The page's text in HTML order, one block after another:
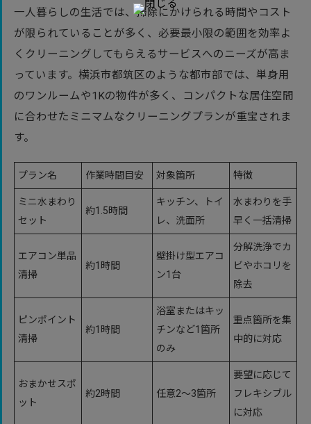
一人暮らしの生活では、掃除にかけられる時間やコスト
が限られていることが多く、必要最小限の範囲を効率よ
くクリーニングしてもらえるサービスへのニーズが高ま
っています。横浜市都筑区のような都市部では、単身用
のワンルームや1Kの物件が多く、コンパクトな居住空間
に合わせたミニマムなクリーニングプランが重宝されま
す。
プラン名 作業時間目安 対象箇所 特徴
ミニ水まわり
セット
約1.5時間
キッチン、トイ
レ、洗面所
水まわりを手
早く一括清掃
エアコン単品
清掃
約1時間
壁掛け型エアコ
ン1台
分解洗浄でカ
ビやホコリを
除去
ピンポイント
清掃
約1時間
浴室またはキッ
チンなど1箇所
のみ
重点箇所を集
中的に対応
おまかせスポ
ット
約2時間 任意2〜3箇所
要望に応じて
フレキシブル
に対応